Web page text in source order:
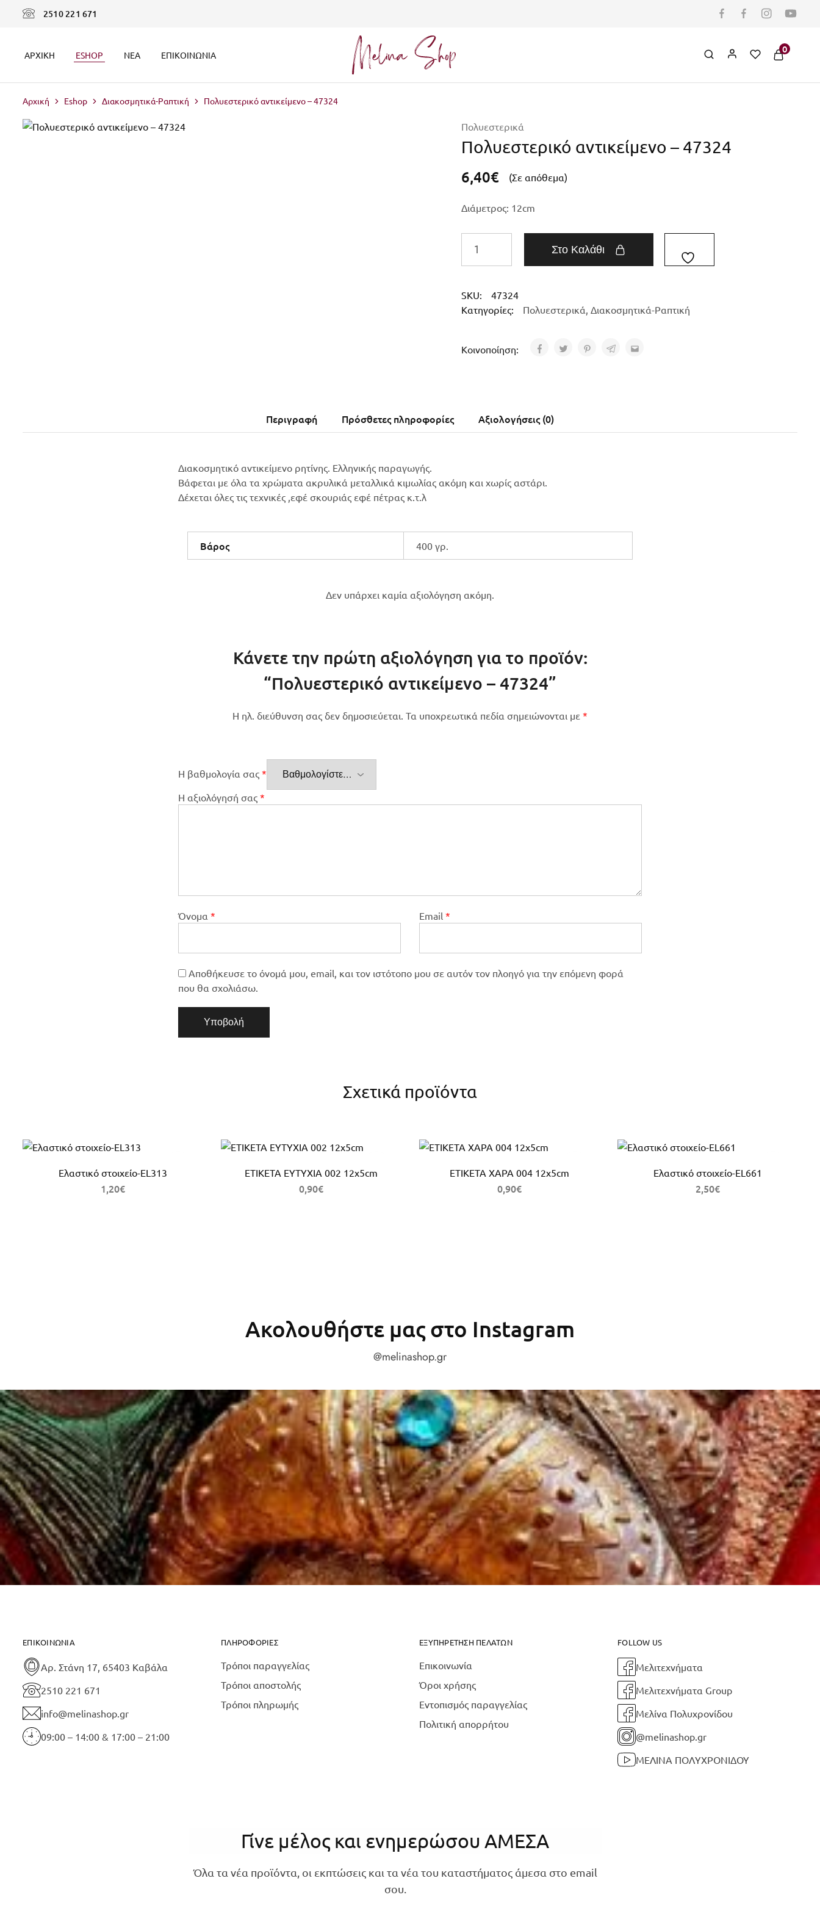
2510 221 671
ΑΡΧΙΚΉ ESHOP ΝΈΑ ΕΠΙΚΟΙΝΩΝΊΑ
Melina
Shop
0
Αρχική Eshop Διακοσμητικά-Ραπτική Πολυεστερικό αντικείμενο – 47324
Πολυεστερικά
Πολυεστερικό αντικείμενο – 47324
6,40€ (Σε απόθεμα)
Διάμετρος: 12cm
Στο Καλάθι
SKU:
47324
Κατηγορίες:
Πολυεστερικά, Διακοσμητικά-Ραπτική
Κοινοποίηση:
Περιγραφή Πρόσθετες πληροφορίες Αξιολογήσεις (0)
Διακοσμητικό αντικείμενο ρητίνης. Ελληνικής παραγωγής.
Βάφεται με όλα τα χρώματα ακρυλικά μεταλλικά κιμωλίας ακόμη και χωρίς αστάρι.
Δέχεται όλες τις τεχνικές ,εφέ σκουριάς εφέ πέτρας κ.τ.λ
Βάρος 400 γρ.
Δεν υπάρχει καμία αξιολόγηση ακόμη.
Κάνετε την πρώτη αξιολόγηση για το προϊόν:
“Πολυεστερικό αντικείμενο – 47324”
Η ηλ. διεύθυνση σας δεν δημοσιεύεται. Τα υποχρεωτικά πεδία σημειώνονται με *
Η βαθμολογία σας *
Η αξιολόγησή σας *
Όνομα * Email *
Αποθήκευσε το όνομά μου, email, και τον ιστότοπο μου σε αυτόν τον πλοηγό για την επόμενη φορά
που θα σχολιάσω.
Σχετικά προϊόντα
Ελαστικό στοιχείο-EL313
1,20€
ΕΤΙΚΕΤΑ ΕΥΤΥΧΙΑ 002 12x5cm
0,90€
ΕΤΙΚΕΤΑ ΧΑΡΑ 004 12x5cm
0,90€
Ελαστικό στοιχείο-EL661
2,50€
Ακολουθήστε μας στο Instagram
@melinashop.gr
ΕΠΙΚΟΙΝΩΝΊΑ
Αρ. Στάνη 17, 65403 Καβάλα
2510 221 671
info@melinashop.gr
09:00 – 14:00 & 17:00 – 21:00
ΠΛΗΡΟΦΟΡΊΕΣ
Τρόποι παραγγελίας
Τρόποι αποστολής
Τρόποι πληρωμής
ΕΞΥΠΗΡΈΤΗΣΗ ΠΕΛΑΤΏΝ
Επικοινωνία
Όροι χρήσης
Εντοπισμός παραγγελίας
Πολιτική απορρήτου
FOLLOW US
Μελιτεχνήματα
Μελιτεχνήματα Group
Μελίνα Πολυχρονίδου
@melinashop.gr
ΜΕΛΙΝΑ ΠΟΛΥΧΡΟΝΙΔΟΥ
Γίνε μέλος και ενημερώσου ΑΜΕΣΑ
Όλα τα νέα προϊόντα, οι εκπτώσεις και τα νέα του καταστήματος άμεσα στο email
σου.